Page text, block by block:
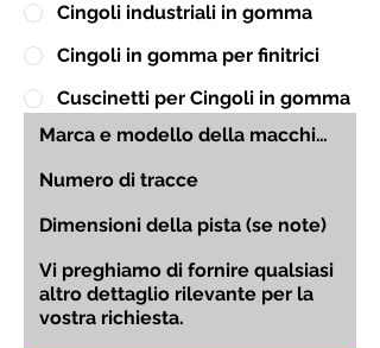
Cingoli industriali in gomma
Cingoli in gomma per finitrici
Cuscinetti per Cingoli in gomma